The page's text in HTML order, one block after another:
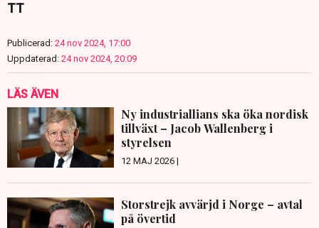
TT
Publicerad: 24 nov 2024, 17:00
Uppdaterad: 24 nov 2024, 20:09
LÄS ÄVEN
Ny industriallians ska öka nordisk
tillväxt – Jacob Wallenberg i
styrelsen
12 MAJ 2026 |
Storstrejk avvärjd i Norge – avtal
på övertid